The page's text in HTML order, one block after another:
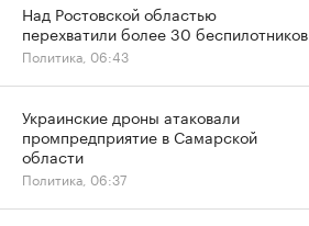
Над Ростовской областью
перехватили более 30 беспилотников
Политика, 06:43
Украинские дроны атаковали
промпредприятие в Самарской
области
Политика, 06:37